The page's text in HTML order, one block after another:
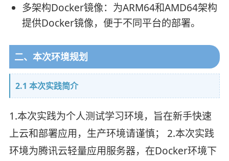
多架构Docker镜像：为ARM64和AMD64架构
提供Docker镜像，便于不同平台的部署。
二、本次环境规划
2.1 本次实践简介
1.本次实践为个人测试学习环境，旨在新手快速
上云和部署应用，生产环境请谨慎； 2.本次实践
环境为腾讯云轻量应用服务器，在Docker环境下